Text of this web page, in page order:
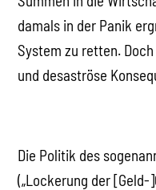
damals in der Panik
System zu retten.
und desaströse
Die Politik des
(„Lockerung der